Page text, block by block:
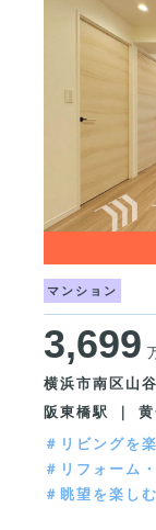
マンション
3,699
横浜市南区山谷
阪東橋駅 ｜
＃リビングを
＃リフォーム
＃眺望を楽しむ